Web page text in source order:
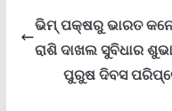
ଭିମ୍ ପକ୍ଷରୁ ଭାରତ
ରାଶି ଦାଖଲ ସୁବିଧାର
ପୁରୁଷ ଦିବସ